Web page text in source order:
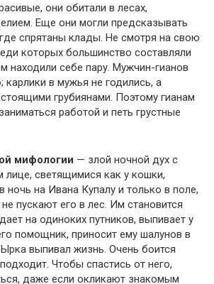
они обитали в лесах,
Еще они могли предсказывать
спрятаны клады. Не смотря на свою
которых большинство составляли
находили себе пару. Мужчин-гианов
в мужья не годились, а
грубиянами. Поэтому гианам
работой и петь грустные
мифологии — злой ночной дух с
лице, светящимися как у кошки,
ночь на Ивана Купалу и только в поле,
пускают его в лес. Им становится
на одиноких путников, выпивает у
помощник, приносит ему шалунов в
выпивал жизнь. Очень боится
Чтобы спастись от него,
даже если окликают знакомым